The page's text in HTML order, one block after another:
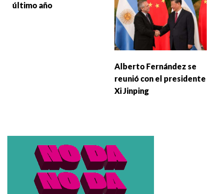
último año
Alberto Fernández se
reunió con el presidente
Xi Jinping